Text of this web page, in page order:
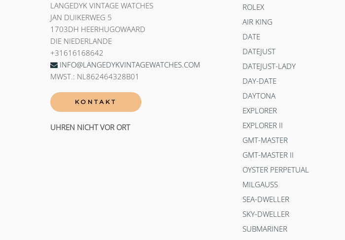
LANGEDYK VINTAGE WATCHES
JAN DUIKERWEG 5
1703DH HEERHUGOWAARD
DIE NIEDERLANDE
+31616168642
INFO@LANGEDYKVINTAGEWATCHES.COM
MWST.: NL862464328B01
KONTAKT
UHREN NICHT VOR ORT
ROLEX
AIR KING
DATE
DATEJUST
DATEJUST-LADY
DAY-DATE
DAYTONA
EXPLORER
EXPLORER II
GMT-MASTER
GMT-MASTER II
OYSTER PERPETUAL
MILGAUSS
SEA-DWELLER
SKY-DWELLER
SUBMARINER